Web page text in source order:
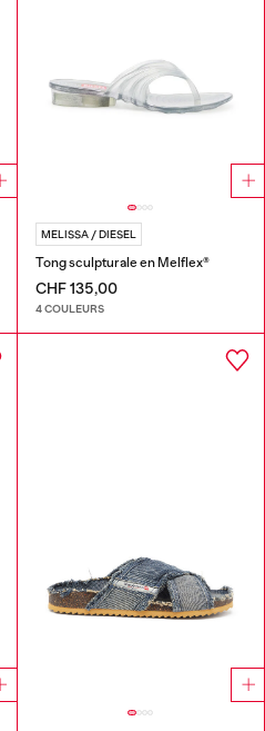
MELISSA / DIESEL
Tong sculpturale en Melflex®
CHF 135,00
4 COULEURS